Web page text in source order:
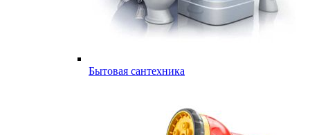
Бытовая сантехника